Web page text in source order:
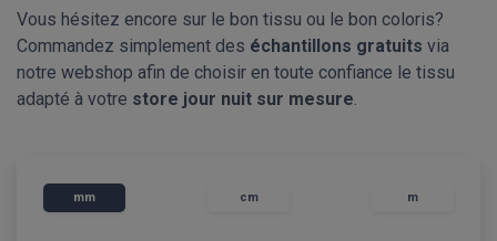
Vous hésitez encore sur le bon tissu ou le bon coloris?
Commandez simplement des échantillons gratuits via
notre webshop afin de choisir en toute confiance le tissu
adapté à votre store jour nuit sur mesure.
mm cm m